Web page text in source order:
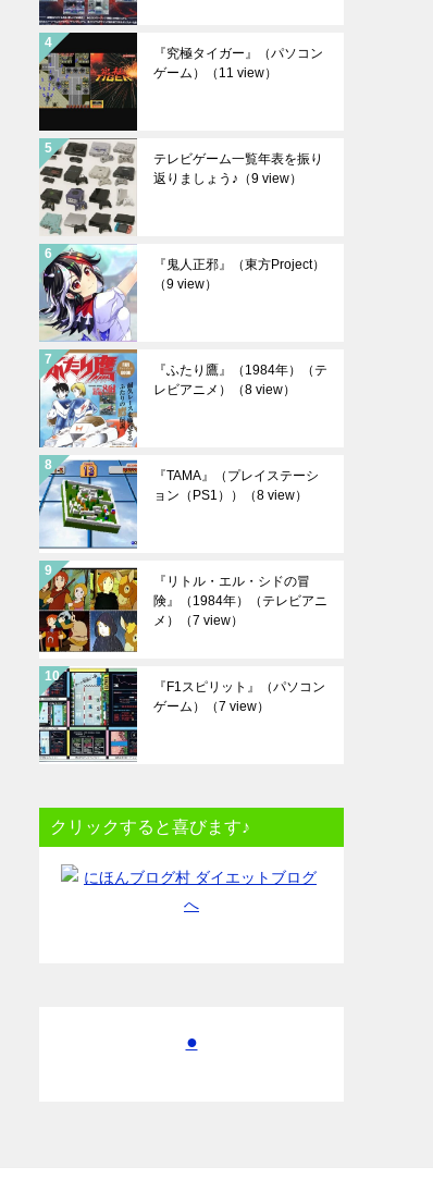
『究極タイガー』（パソコン
ゲーム）
（11 view）
テレビゲーム一覧年表を振り
返りましょう♪ （9 view）
『鬼人正邪』（東方Project）
（9 view）
『ふたり鷹』（1984年）（テ
レビアニメ）
（8 view）
『TAMA』（プレイステーシ
ョン（PS1））
（8 view）
『リトル・エル・シドの冒
険』（1984年）（テレビアニ
メ）
（7 view）
『F1スピリット』（パソコン
ゲーム）
（7 view）
クリックすると喜びます♪
●